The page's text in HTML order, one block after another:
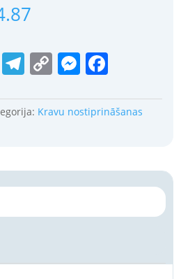
through
€124.87
X T
e
m
C
p
n
M
ss
g
c
o
k
Kravu nostiprināšanas